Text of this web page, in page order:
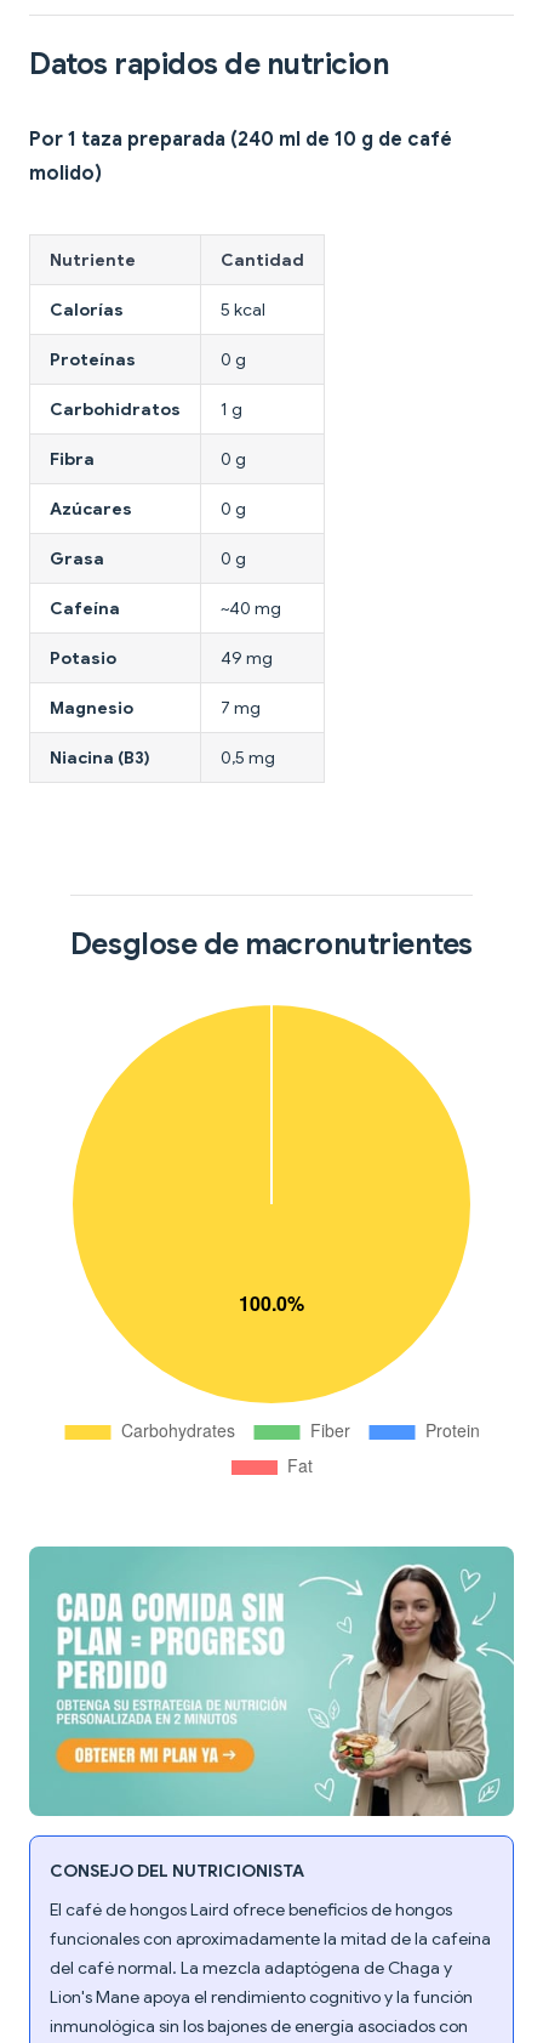
Datos rapidos de nutricion
Por 1 taza preparada (240 ml de 10 g de café
molido)
Nutriente Cantidad
Calorías 5 kcal
Proteínas 0 g
Carbohidratos 1 g
Fibra 0 g
Azúcares 0 g
Grasa 0 g
Cafeína ~40 mg
Potasio 49 mg
Magnesio 7 mg
Niacina (B3) 0,5 mg
Desglose de macronutrientes
CONSEJO DEL NUTRICIONISTA
El café de hongos Laird ofrece beneficios de hongos
funcionales con aproximadamente la mitad de la cafeína
del café normal. La mezcla adaptógena de Chaga y
Lion's Mane apoya el rendimiento cognitivo y la función
inmunológica sin los bajones de energía asociados con